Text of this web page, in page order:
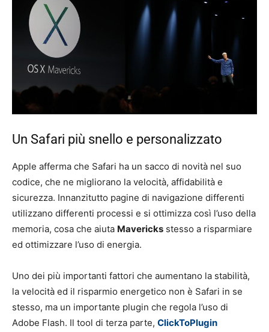
Un Safari più snello e personalizzato
Apple afferma che Safari ha un sacco di novità nel suo
codice, che ne migliorano la velocità, affidabilità e
sicurezza. Innanzitutto pagine di navigazione differenti
utilizzano differenti processi e si ottimizza così l’uso della
memoria, cosa che aiuta Mavericks stesso a risparmiare
ed ottimizzare l’uso di energia.
Uno dei più importanti fattori che aumentano la stabilità,
la velocità ed il risparmio energetico non è Safari in se
stesso, ma un importante plugin che regola l’uso di
Adobe Flash. Il tool di terza parte, ClickToPlugin